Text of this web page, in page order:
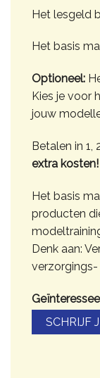
Het lesgeld
Het basis
Optioneel:
Kies je voor
jouw
Betalen in 1,
extra kosten!
Het basis
producten
Denk aan:
SCHRIJF